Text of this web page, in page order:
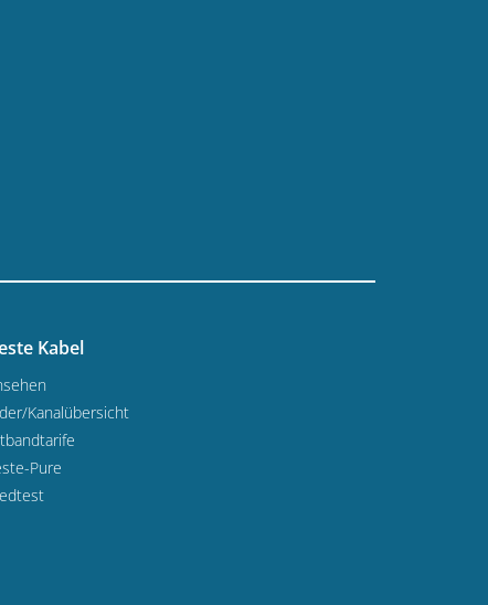
Kabel
Kanalübersicht
Pure